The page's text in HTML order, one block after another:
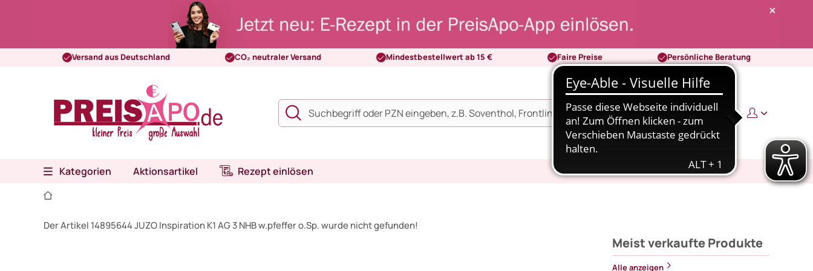
Versand aus Deutschland CO₂ neutraler Versand Mindestbestellwert ab 15 € Faire Preise Persönliche Beratung
0 0,00 €
Kategorien Aktionsartikel Rezept einlösen
Der Artikel 14895644 JUZO Inspiration K1 AG 3 NHB w.pfeffer o.Sp. wurde nicht gefunden!
Meist verkaufte Produkte
Alle anzeigen